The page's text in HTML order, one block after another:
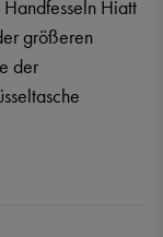
Hiatt
größeren
der